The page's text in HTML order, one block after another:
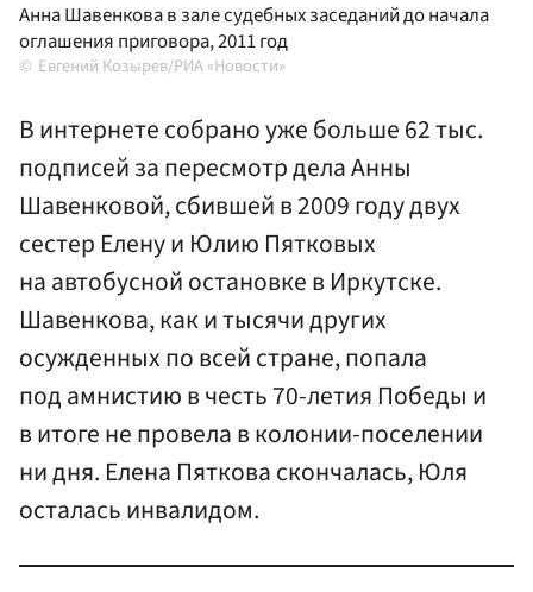
Анна Шавенкова в зале судебных заседаний до начала
оглашения приговора, 2011 год
Евгений Козырев/РИА «Новости»
В интернете собрано уже больше 62 тыс.
подписей за пересмотр дела Анны
Шавенковой, сбившей в 2009 году двух
сестер Елену и Юлию Пятковых
на автобусной остановке в Иркутске.
Шавенкова, как и тысячи других
осужденных по всей стране, попала
под амнистию в честь 70-летия Победы и
в итоге не провела в колонии-поселении
ни дня. Елена Пяткова скончалась, Юля
осталась инвалидом.